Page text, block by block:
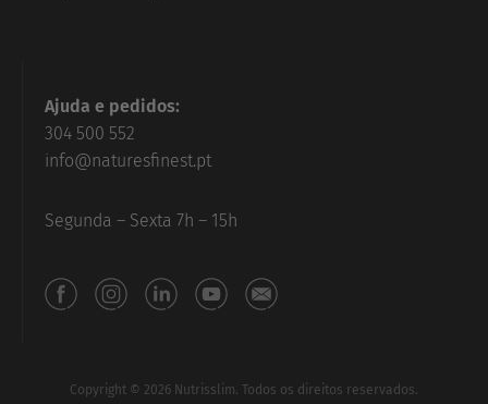
Ajuda e pedidos:
304 500 552
info@naturesfinest.pt
Segunda – Sexta 7h – 15h
Copyright © 2026 Nutrisslim. Todos os direitos reservados.